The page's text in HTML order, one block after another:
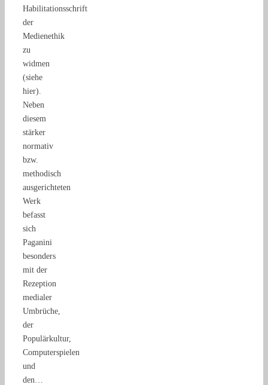
Habilitationsschrift
der
Medienethik
zu
widmen
(siehe
hier).
Neben
diesem
stärker
normativ
bzw.
methodisch
ausgerichteten
Werk
befasst
sich
Paganini
besonders
mit der
Rezeption
medialer
Umbrüche,
der
Populärkultur,
Computerspielen
und
den…